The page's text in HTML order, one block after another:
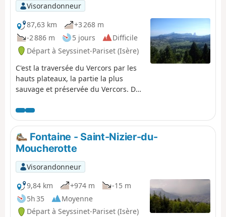
Visorandonneur
87,63 km
+3 268 m
-2 886 m
5 jours
Difficile
Départ à Seyssinet-Pariset (Isère)
C'est la traversée du Vercors par les
hauts plateaux, la partie la plus
sauvage et préservée du Vercors. Du
88km de marche au milieu de
paysages grandioses. Bivouac sous la
tente ou dans les différents abris qui
bordent le GR® sont au rendez vous.
Fontaine - Saint-Nizier-du-
Moucherotte
Visorandonneur
9,84 km
+974 m
-15 m
5h 35
Moyenne
Départ à Seyssinet-Pariset (Isère)